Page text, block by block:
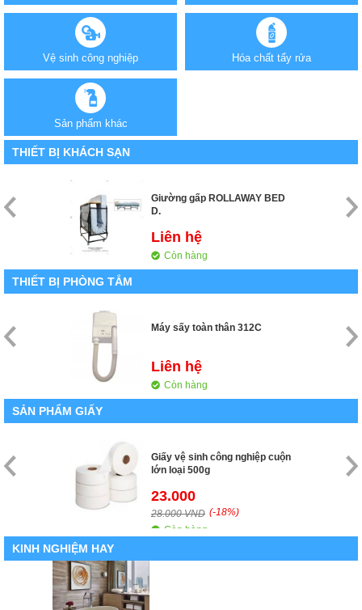
Vệ sinh công nghiệp Hóa chất tẩy rửa
Sản phẩm khác
THIẾT BỊ KHÁCH SẠN
Giường gấp ROLLAWAY BED
D.
Liên hệ
Còn hàng
THIẾT BỊ PHÒNG TẮM
Máy sấy toàn thân 312C
Liên hệ
Còn hàng
SẢN PHẨM GIẤY
Giấy vệ sinh công nghiệp cuộn
lớn loại 500g
23.000
28.000 VND (-18%)
Còn hàng
KINH NGHIỆM HAY